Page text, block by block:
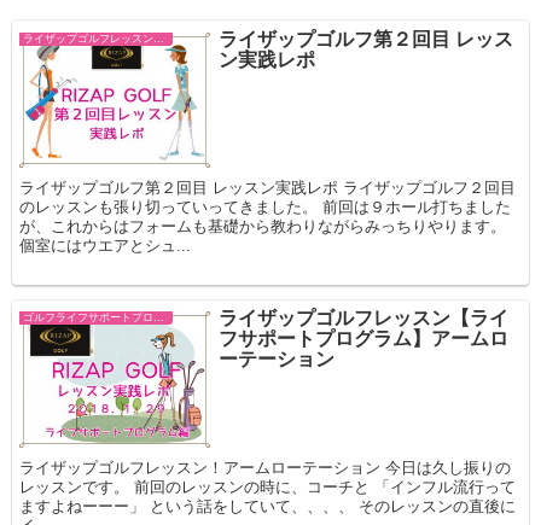
ライザップゴルフ第２回目 レッス
ン実践レポ
ライザップゴルフ第２回目 レッスン実践レポ ライザップゴルフ２回目
のレッスンも張り切っていってきました。 前回は９ホール打ちました
が、これからはフォームも基礎から教わりながらみっちりやります。
個室にはウエアとシュ...
ライザップゴルフレッスン【ライ
フサポートプログラム】アームロ
ーテーション
ライザップゴルフレッスン！アームローテーション 今日は久し振りの
レッスンです。 前回のレッスンの時に、コーチと 「インフル流行って
ますよねーーー」 という話をしていて、、、、 そのレッスンの直後に